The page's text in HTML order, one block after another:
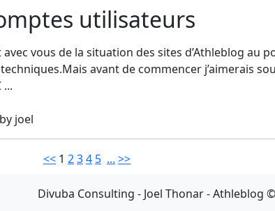
utilisateurs
vous de la situation des sites d’Athleblog au
avant de commencer j’aimerais
joel
<< 1 234 5 ... >>
Divuba Consulting - Joel Thonar - Athleblog